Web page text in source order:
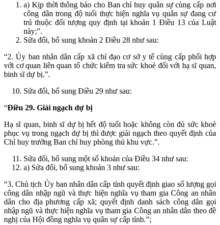
a) Kịp thời thông báo cho Ban chỉ huy quân sự cùng cấp nơi
công dân trong độ tuổi thực hiện nghĩa vụ quân sự đang cư
trú thuộc đối tượng quy định tại khoản 1 Điều 13 của Luật
này;”.
Sửa đổi, bổ sung khoản 2 Điều 28 như sau:
“2. Ủy ban nhân dân cấp xã chỉ đạo cơ sở y tế cùng cấp phối hợp
với cơ quan liên quan tổ chức kiểm tra sức khoẻ đối với hạ sĩ quan,
binh sĩ dự bị.”.
Sửa đổi, bổ sung Điều 29 như sau:
“Điều 29. Giải ngạch dự bị
Hạ sĩ quan, binh sĩ dự bị hết độ tuổi hoặc không còn đủ sức khoẻ
phục vụ trong ngạch dự bị thì được giải ngạch theo quyết định của
Chỉ huy trưởng Ban chỉ huy phòng thủ khu vực.”.
Sửa đổi, bổ sung một số khoản của Điều 34 như sau:
a) Sửa đổi, bổ sung khoản 3 như sau:
“3. Chủ tịch Ủy ban nhân dân cấp tỉnh quyết định giao số lượng gọi
công dân nhập ngũ và thực hiện nghĩa vụ tham gia Công an nhân
dân cho địa phương cấp xã; quyết định danh sách công dân gọi
nhập ngũ và thực hiện nghĩa vụ tham gia Công an nhân dân theo đề
nghị của Hội đồng nghĩa vụ quân sự cấp tỉnh.”;